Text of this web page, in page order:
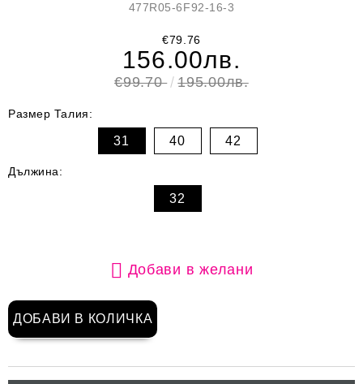
477R05-6F92-16-3
€79.76
156.00лв.
€99.70 195.00лв.
Размер Талия:
31 40 42
Дължина:
32
Добави в желани